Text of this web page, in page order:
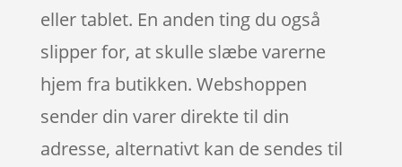
eller tablet. En anden ting du også
slipper for, at skulle slæbe varerne
hjem fra butikken. Webshoppen
sender din varer direkte til din
adresse, alternativt kan de sendes til